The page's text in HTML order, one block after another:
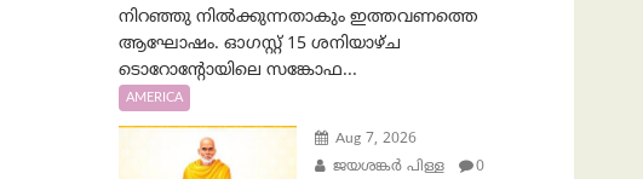
നിറഞ്ഞു നിൽക്കുന്നതാകും ഇത്തവണത്തെ
ആഘോഷം. ഓഗസ്റ്റ് 15 ശനിയാഴ്ച
ടൊറോന്റോയിലെ സങ്കോഫ...
AMERICA
Aug 7, 2026
ജയശങ്കര്‍ പിള്ള
0